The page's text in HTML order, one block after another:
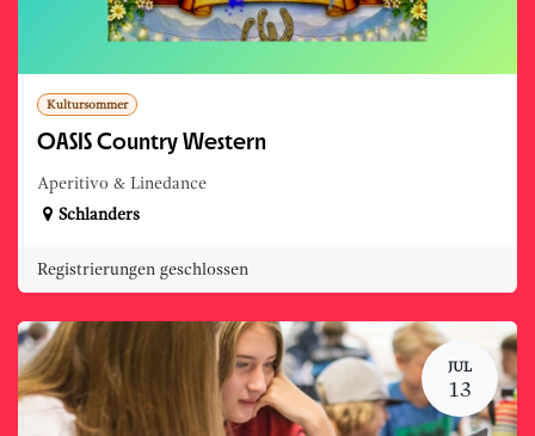
Kultursommer
OASIS Country Western
Aperitivo & Linedance
Schlanders
Registrierungen geschlossen
JUL
13